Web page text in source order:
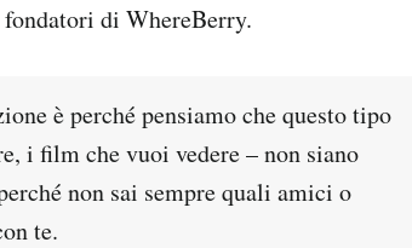
di WhereBerry.
è perché pensiamo che questo tipo
i film che vuoi vedere – non siano
non sai sempre quali amici o
te.